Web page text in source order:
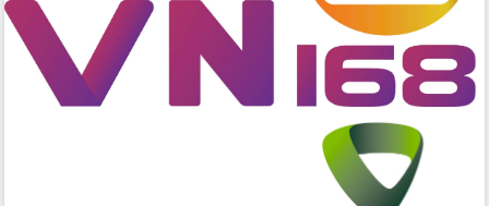
chuyển đổi số cho cán bộ, công chức
cấp xã
Đắk Lắk phát động hưởng ứng Ngày
Quyền của người tiêu dùng Việt Nam